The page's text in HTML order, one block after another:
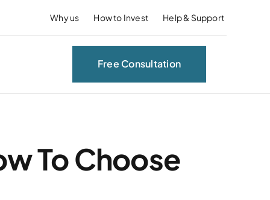
Why us How to Invest Help & Support
Free Consultation
To Choose